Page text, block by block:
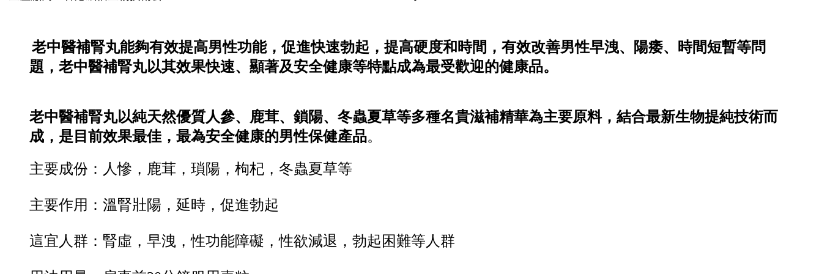
老中醫補腎丸能夠有效提高男性功能，促進快速勃起，提高硬度和時間，有效改善男性早洩、陽痿、時間短暫等問
題，老中醫補腎丸以其效果快速、顯著及安全健康等特點成為最受歡迎的健康品。
老中醫補腎丸以純天然優質人參、鹿茸、鎖陽、冬蟲夏草等多種名貴滋補精華為主要原料，結合最新生物提純技術而
成，是目前效果最佳，最為安全健康的男性保健產品。
主要成份：人慘，鹿茸，瑣陽，枸杞，冬蟲夏草等
主要作用：溫腎壯陽，延時，促進勃起
這宜人群：腎虛，早洩，性功能障礙，性欲減退，勃起困難等人群